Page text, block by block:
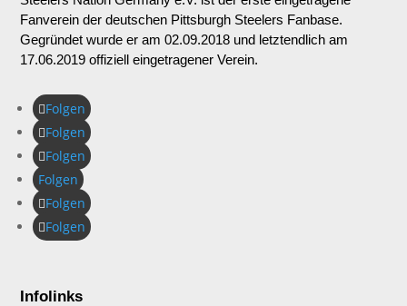
Fanverein der deutschen Pittsburgh Steelers Fanbase.
Gegründet wurde er am 02.09.2018 und letztendlich am
17.06.2019 offiziell eingetragener Verein.
Folgen
Folgen
Folgen
Folgen
Folgen
Folgen
Infolinks